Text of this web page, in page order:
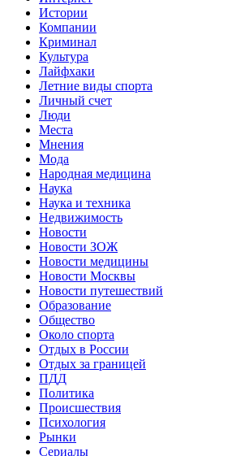
Истории
Компании
Криминал
Культура
Лайфхаки
Летние виды спорта
Личный счет
Люди
Места
Мнения
Мода
Народная медицина
Наука
Наука и техника
Недвижимость
Новости
Новости ЗОЖ
Новости медицины
Новости Москвы
Новости путешествий
Образование
Общество
Около спорта
Отдых в России
Отдых за границей
ПДД
Политика
Происшествия
Психология
Рынки
Сериалы